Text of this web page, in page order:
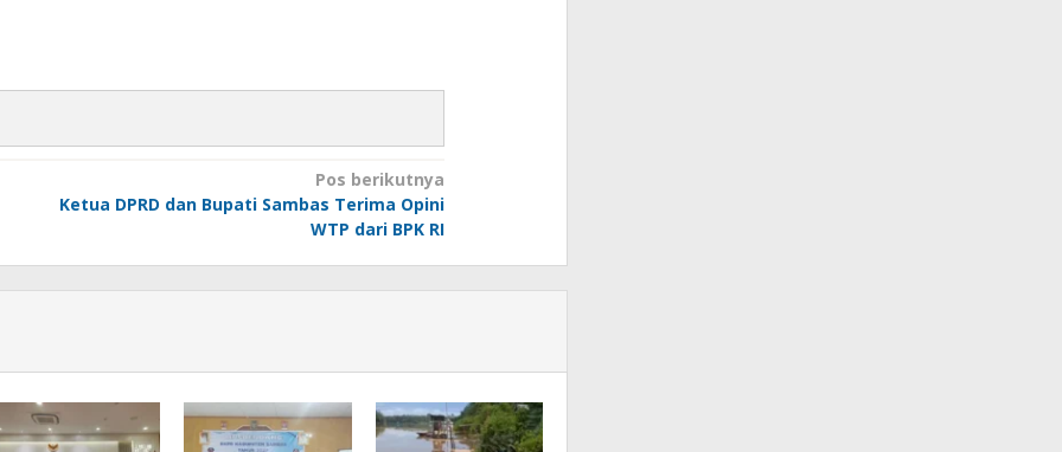
Pos berikutnya
Ketua DPRD dan Bupati Sambas Terima Opini
WTP dari BPK RI